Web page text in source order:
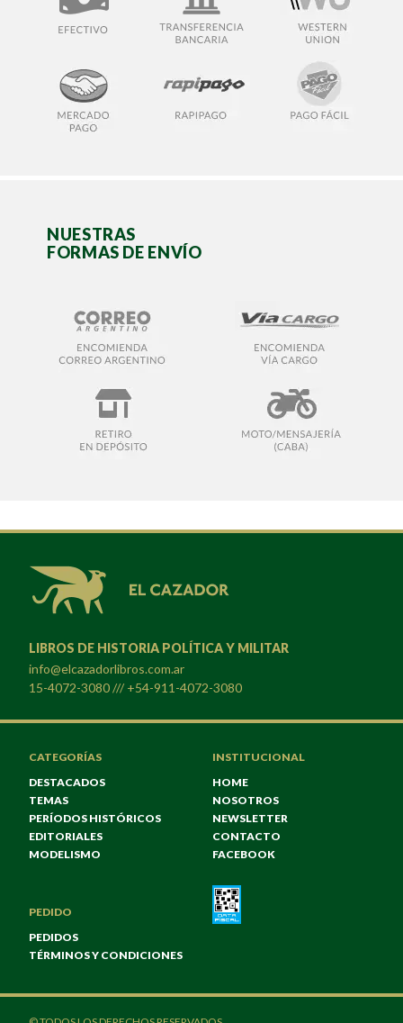
NUESTRAS
FORMAS DE ENVÍO
LIBROS DE HISTORIA POLÍTICA Y MILITAR
info@elcazadorlibros.com.ar
15-4072-3080 /// +54-911-4072-3080
CATEGORÍAS
DESTACADOS
TEMAS
PERÍODOS HISTÓRICOS
EDITORIALES
MODELISMO
INSTITUCIONAL
HOME
NOSOTROS
NEWSLETTER
CONTACTO
FACEBOOK
PEDIDO
PEDIDOS
TÉRMINOS Y CONDICIONES